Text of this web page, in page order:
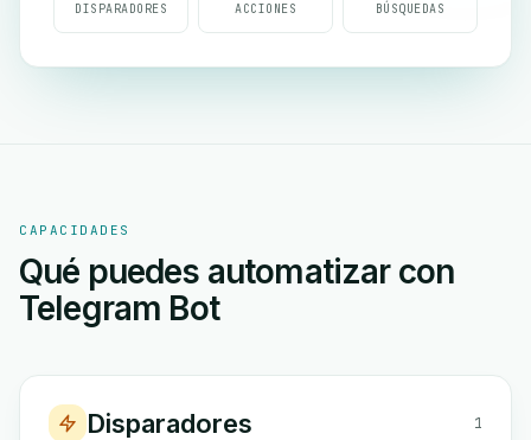
DISPARADORES ACCIONES BÚSQUEDAS
CAPACIDADES
Qué puedes automatizar con
Telegram Bot
Disparadores 1